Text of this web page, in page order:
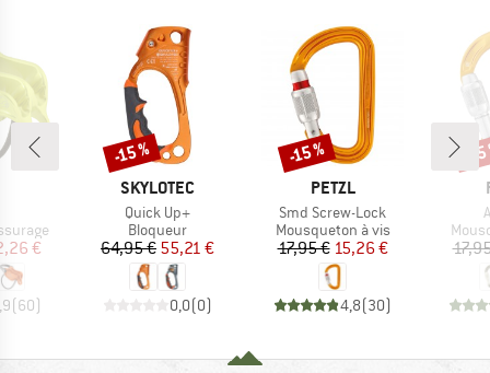
réduit
€
(60)
MARQUE
SKYLOTEC
Article
Quick Up+
Product group
Bloqueur
Prix
64,95 €Prix réduit
55,21 €
0,0(0)
Remise
-15 %
MARQUE
PETZL
Article
Smd Screw-Lock
Product group
Mousqueton à vis
Prix
17,95 € Prix réduit
15,26 €
4,8(30)
Remise
-15 % -